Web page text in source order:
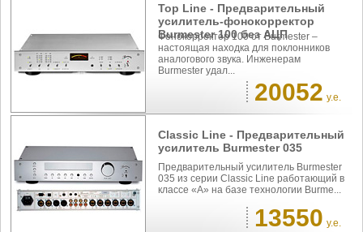
Top Line - Предварительный
усилитель-фонокорректор
Burmester 100 без АЦП
Фонокорректор 100 от Burmester –
настоящая находка для поклонников
аналогового звука. Инженерам
Burmester удал...
20052 у.е.
Classic Line - Предварительный
усилитель Burmester 035
Предварительный усилитель Burmester
035 из серии Classic Line работающий в
классе «A» на базе технологии Burme...
13550 у.е.